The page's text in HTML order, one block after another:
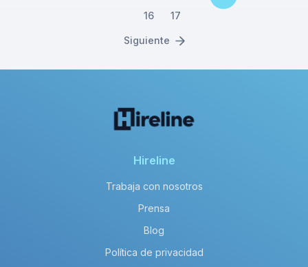
16
17
Siguiente
Hireline
Trabaja con nosotros
Prensa
Blog
Política de privacidad